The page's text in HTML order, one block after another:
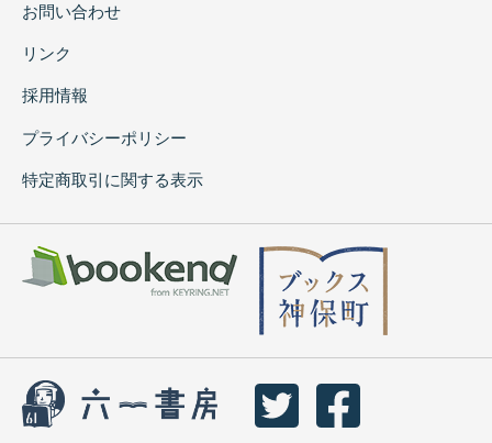
お問い合わせ
リンク
採用情報
プライバシーポリシー
特定商取引に関する表示